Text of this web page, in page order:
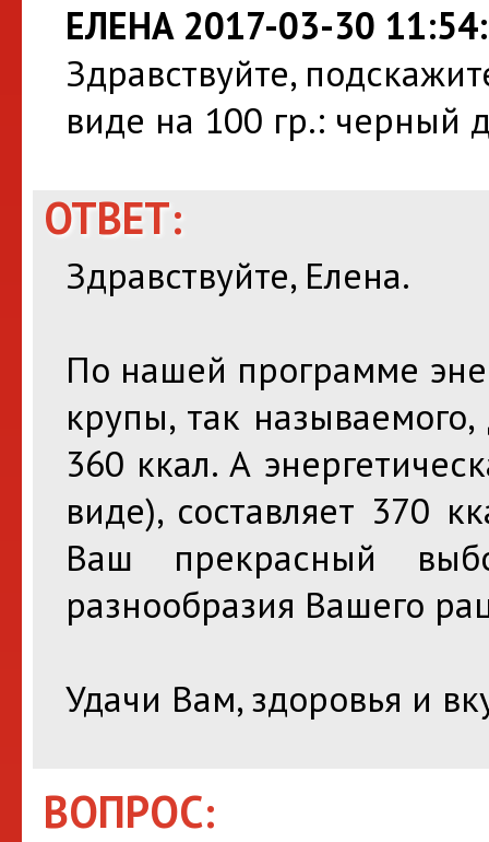
ЕЛЕНА 2017-03-30
Здравствуйте,
виде на 100 гр.: черный
ОТВЕТ:
Здравствуйте, Елена.
По нашей программе
крупы, так
360 ккал. А
виде), составляет 370
Ваш прекрасный
разнообразия Вашего
Удачи Вам, здоровья и
ВОПРОС: